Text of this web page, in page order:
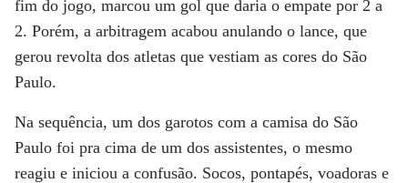
fim do jogo, marcou um gol que daria o empate por 2 a
2. Porém, a arbitragem acabou anulando o lance, que
gerou revolta dos atletas que vestiam as cores do São
Paulo.
Na sequência, um dos garotos com a camisa do São
Paulo foi pra cima de um dos assistentes, o mesmo
reagiu e iniciou a confusão. Socos, pontapés, voadoras e